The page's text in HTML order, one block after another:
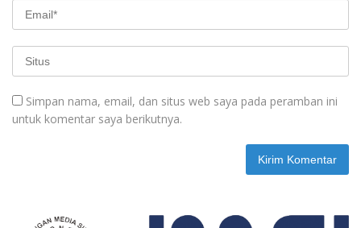
Simpan nama, email, dan situs web saya pada peramban ini
untuk komentar saya berikutnya.